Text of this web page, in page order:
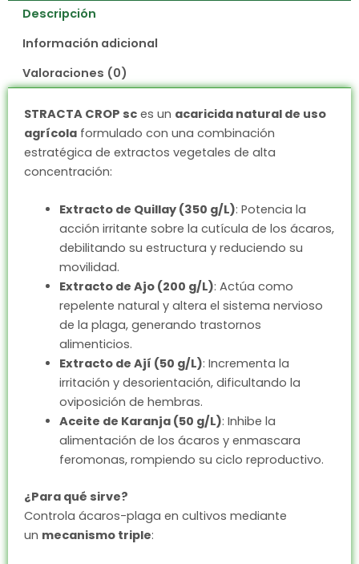
Descripción
Información adicional
Valoraciones (0)
STRACTA CROP sc es un acaricida natural de uso
agrícola formulado con una combinación
estratégica de extractos vegetales de alta
concentración:
Extracto de Quillay (350 g/L): Potencia la
acción irritante sobre la cutícula de los ácaros,
debilitando su estructura y reduciendo su
movilidad.
Extracto de Ajo (200 g/L): Actúa como
repelente natural y altera el sistema nervioso
de la plaga, generando trastornos
alimenticios.
Extracto de Ají (50 g/L): Incrementa la
irritación y desorientación, dificultando la
oviposición de hembras.
Aceite de Karanja (50 g/L): Inhibe la
alimentación de los ácaros y enmascara
feromonas, rompiendo su ciclo reproductivo.
¿Para qué sirve?
Controla ácaros-plaga en cultivos mediante
un mecanismo triple: